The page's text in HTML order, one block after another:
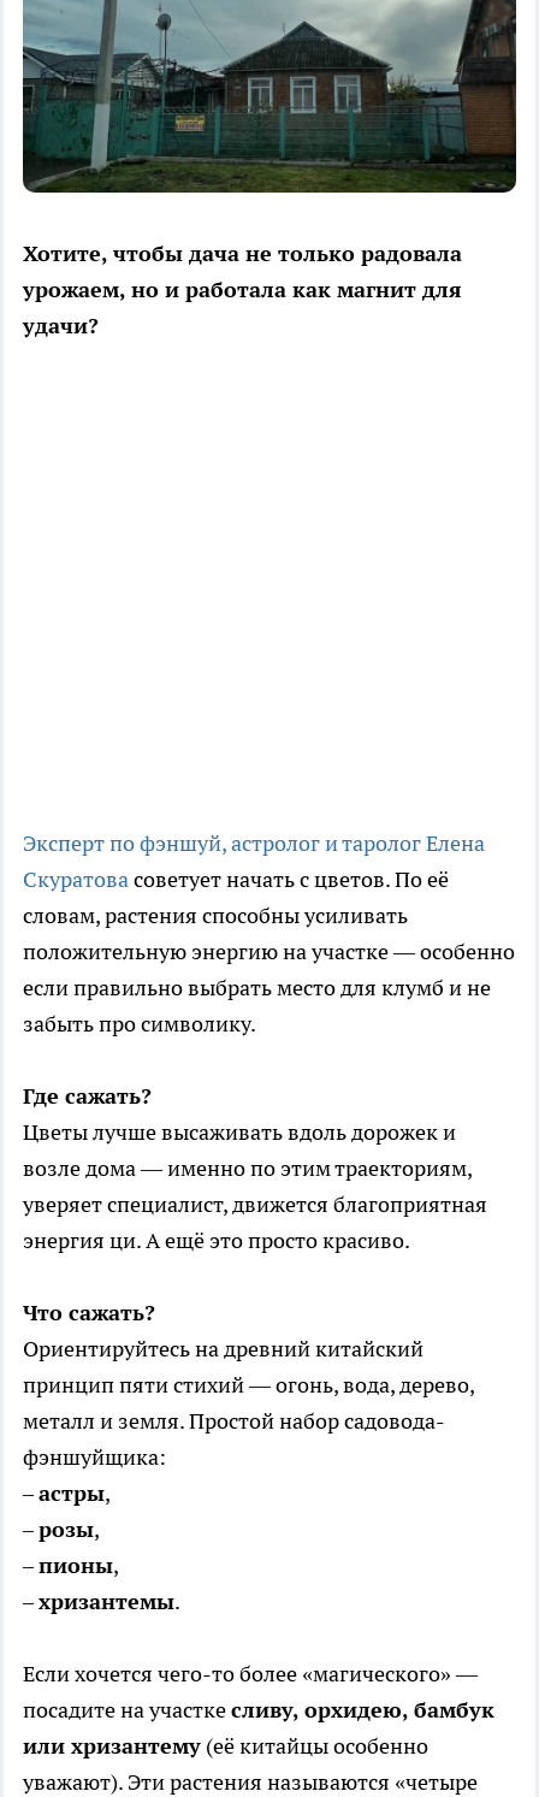
Хотите, чтобы дача не только радовала
урожаем, но и работала как магнит для
удачи?
Эксперт по фэншуй, астролог и таролог Елена
Скуратовасоветует начать с цветов. По её
словам, растения способны усиливать
положительную энергию на участке — особенно
если правильно выбрать место для клумб и не
забыть про символику.
Где сажать?
Цветы лучше высаживать вдоль дорожек и
возле дома — именно по этим траекториям,
уверяет специалист, движется благоприятная
энергия ци. А ещё это просто красиво.
Что сажать?
Ориентируйтесь на древний китайский
принцип пяти стихий — огонь, вода, дерево,
металл и земля. Простой набор садовода-
фэншуйщика:
–астры,
–розы,
–пионы,
–хризантемы.
Если хочется чего-то более «магического» —
посадите на участкесливу, орхидею, бамбук
или хризантему (её китайцы особенно
уважают). Эти растения называются «четыре